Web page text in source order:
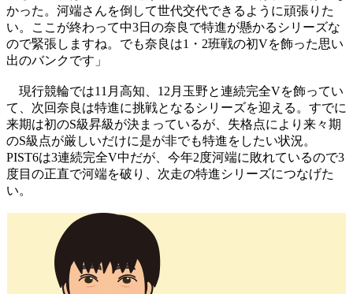
かった。河端さんを倒して世代交代できるように頑張りた
い。ここが終わって中3日の奈良で特進が懸かるシリーズな
ので緊張しますね。でも奈良は1・2班戦の初Vを飾った思い
出のバンクです」
現行競輪では11月高知、12月玉野と連続完全Vを飾ってい
て、次回奈良は特進に挑戦となるシリーズを迎える。すでに
来期は初のS級昇級が決まっているが、失格点により来々期
のS級点が厳しいだけに是が非でも特進をしたい状況。
PIST6は3連続完全V中だが、今年2度河端に敗れているので3
度目の正直で河端を破り、次走の特進シリーズにつなげた
い。